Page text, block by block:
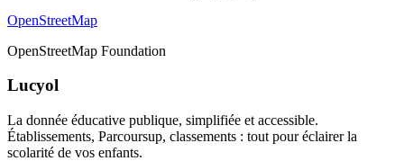
OpenStreetMap
OpenStreetMap Foundation
Lucyol
La donnée éducative publique, simplifiée et accessible.
Établissements, Parcoursup, classements : tout pour éclairer la
scolarité de vos enfants.